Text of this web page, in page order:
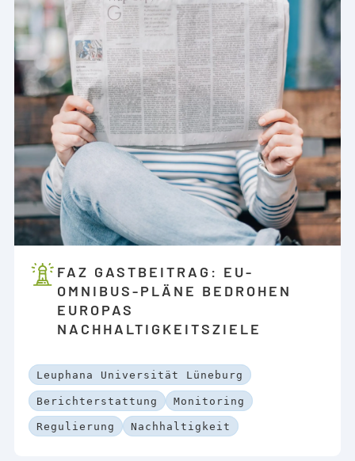
FAZ GASTBEITRAG: EU-
OMNIBUS-PLÄNE BEDROHEN
EUROPAS
NACHHALTIGKEITSZIELE
Leuphana Universität Lüneburg
Berichterstattung Monitoring
Regulierung Nachhaltigkeit